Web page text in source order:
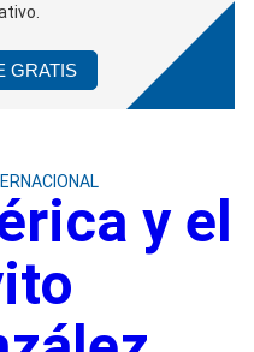
GRATIS
y el